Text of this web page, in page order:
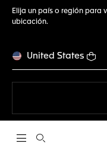
Elija un país o región para
ubicación.
United States
Abrir el menú de